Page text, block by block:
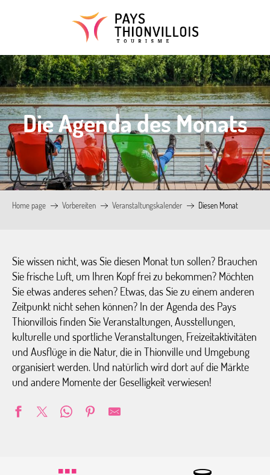
Die Agenda des Monats
Home page Vorbereiten Veranstaltungskalender Diesen Monat
Sie wissen nicht, was Sie diesen Monat tun sollen? Brauchen
Sie frische Luft, um Ihren Kopf frei zu bekommen? Möchten
Sie etwas anderes sehen? Etwas, das Sie zu einem anderen
Zeitpunkt nicht sehen können? In der Agenda des Pays
Thionvillois finden Sie Veranstaltungen, Ausstellungen,
kulturelle und sportliche Veranstaltungen, Freizeitaktivitäten
und Ausflüge in die Natur, die in Thionville und Umgebung
organisiert werden. Und natürlich wird dort auf die Märkte
und andere Momente der Geselligkeit verwiesen!